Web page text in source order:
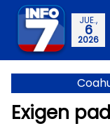
JUE.,
6
2026
Exigen